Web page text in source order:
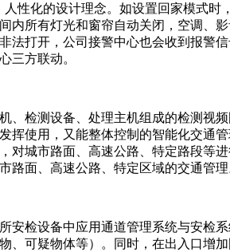
性化的设计理念。如设置回家模式
内所有灯光和窗帘自动关闭，空调、
法打开，公司接警中心也会收到报警
三方联动。
、检测设备、处理主机组成的检测视
挥使用，又能整体控制的智能化交通
对城市路面、高速公路、特定路段等
路面、高速公路、特定区域的交通管理
安检设备中应用通道管理系统与安检
、可疑物体等）。同时，在出入口增